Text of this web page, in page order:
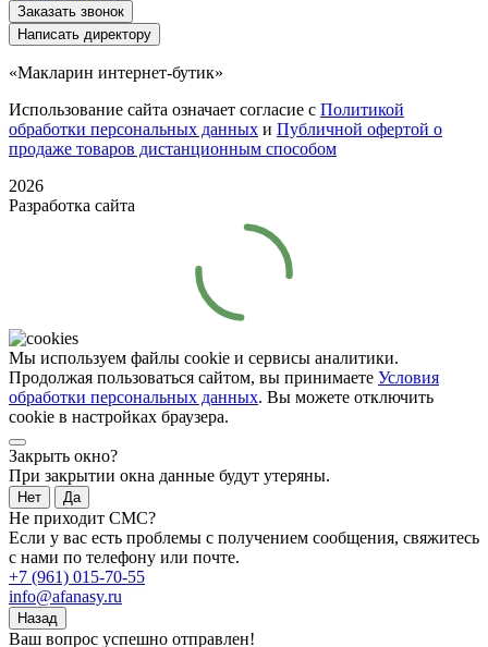
Заказать звонок
Написать директору
«Макларин интернет-бутик»
Использование сайта означает согласие с Политикой
обработки персональных данных и Публичной офертой о
продаже товаров дистанционным способом
2026
Разработка сайта
Мы используем файлы cookie и сервисы аналитики.
Продолжая пользоваться сайтом, вы принимаете Условия
обработки персональных данных. Вы можете отключить
cookie в настройках браузера.
Закрыть окно?
При закрытии окна данные будут утеряны.
Нет Да
Не приходит СМС?
Если у вас есть проблемы с получением сообщения, свяжитесь
с нами по телефону или почте.
+7 (961) 015-70-55
info@afanasy.ru
Назад
Ваш вопрос успешно отправлен!